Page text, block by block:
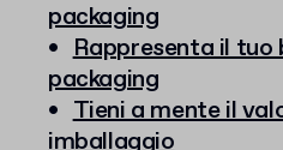
packaging
Rappresenta il
packaging
Tieni a mente il
imballaggio